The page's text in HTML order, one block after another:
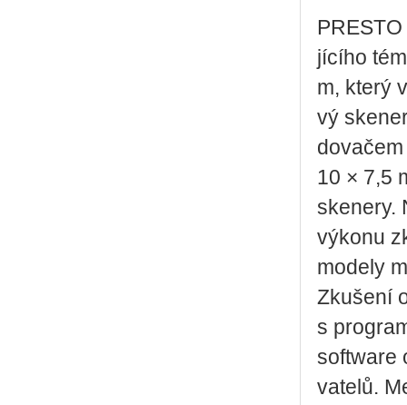
jí­cí­ho
m, který
vý
10 × 7,5
ske­ne­ry.
vý­ko­nu
mo­de­ly
Zku­še­ní
s
soft­ware
va­te­lů.